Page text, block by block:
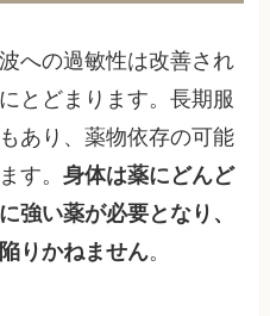
への過敏性は改善され
とどまります。長期服
あり、薬物依存の可能
す。身体は薬にどんど
強い薬が必要となり、
りかねません。